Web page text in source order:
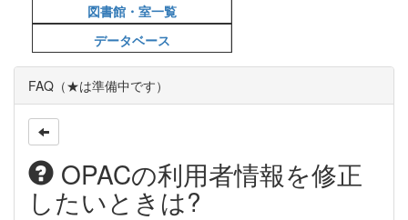
図書館・室一覧
データベース
FAQ（★は準備中です）
OPACの利用者情報を修正
したいときは?